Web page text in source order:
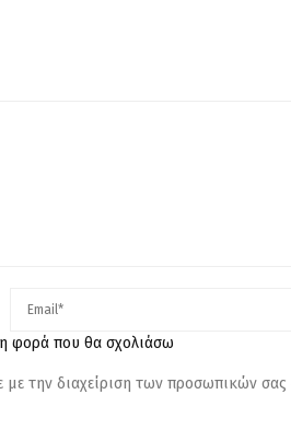
φορά που θα σχολιάσω
την διαχείριση των προσωπικών